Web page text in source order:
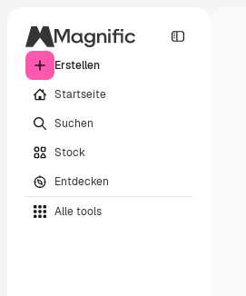
Erstellen
Startseite
Suchen
Stock
Entdecken
Alle tools